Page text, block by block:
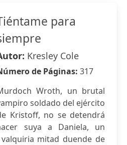
para
Kresley Cole
de Páginas: 317
Wroth, un brutal
soldado del ejército
Kristoff, no se detendrá
suya a Daniela, un
mitad duende de